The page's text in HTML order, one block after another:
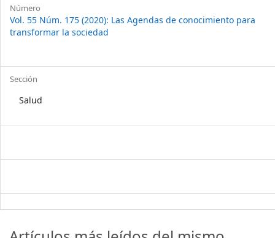
Número
Vol. 55 Núm. 175 (2020): Las Agendas de conocimiento para
transformar la sociedad
Sección
Salud